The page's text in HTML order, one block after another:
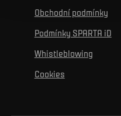
Obchodní podmínky
Podmínky SPARTA iD
Whistleblowing
Cookies